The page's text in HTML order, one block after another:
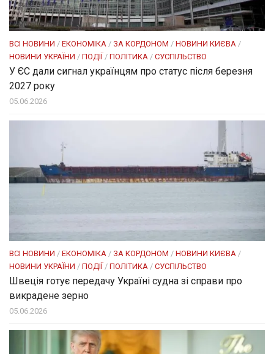
ВСІ НОВИНИ / ЕКОНОМІКА / ЗА КОРДОНОМ / НОВИНИ КИЄВА /
НОВИНИ УКРАЇНИ / ПОДІЇ/ ПОЛІТИКА / СУСПІЛЬСТВО
У ЄС дали сигнал українцям про статус після березня
2027 року
05.06.2026
ВСІ НОВИНИ / ЕКОНОМІКА / ЗА КОРДОНОМ / НОВИНИ КИЄВА /
НОВИНИ УКРАЇНИ / ПОДІЇ/ ПОЛІТИКА / СУСПІЛЬСТВО
Швеція готує передачу Україні судна зі справи про
викрадене зерно
05.06.2026